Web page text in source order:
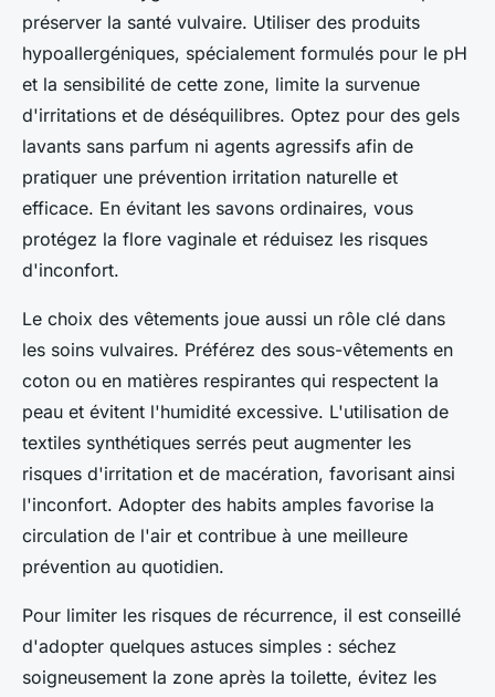
préserver la santé vulvaire. Utiliser des produits
hypoallergéniques, spécialement formulés pour le pH
et la sensibilité de cette zone, limite la survenue
d'irritations et de déséquilibres. Optez pour des gels
lavants sans parfum ni agents agressifs afin de
pratiquer une prévention irritation naturelle et
efficace. En évitant les savons ordinaires, vous
protégez la flore vaginale et réduisez les risques
d'inconfort.
Le choix des vêtements joue aussi un rôle clé dans
les soins vulvaires. Préférez des sous-vêtements en
coton ou en matières respirantes qui respectent la
peau et évitent l'humidité excessive. L'utilisation de
textiles synthétiques serrés peut augmenter les
risques d'irritation et de macération, favorisant ainsi
l'inconfort. Adopter des habits amples favorise la
circulation de l'air et contribue à une meilleure
prévention au quotidien.
Pour limiter les risques de récurrence, il est conseillé
d'adopter quelques astuces simples : séchez
soigneusement la zone après la toilette, évitez les